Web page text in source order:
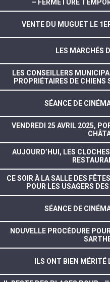
– FERMETURE
VENTE DU MUGUET LE
LES MARCHÉS
LES CONSEILLERS
PROPRIÉTAIRES DE
SÉANCE DE
VENDREDI 25 AVRIL 2025,
AUJOURD’HUI, LES
CE SOIR À LA SALLE DES
POUR LES USAGERS
SÉANCE DE
NOUVELLE PROCÉDURE
ILS ONT BIEN MÉRITÉ